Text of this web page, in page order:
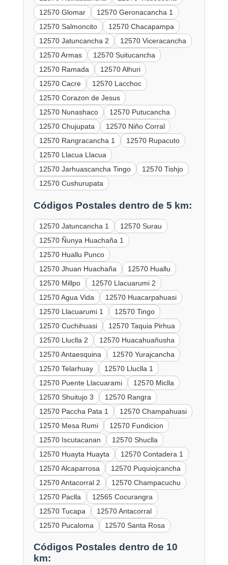
12570 Glomar
12570 Geronacancha 1
12570 Salmoncito
12570 Chacapampa
12570 Jatuncancha 2
12570 Viceracancha
12570 Armas
12570 Suitucancha
12570 Ramada
12570 Alhuri
12570 Cacre
12570 Lacchoc
12570 Corazon de Jesus
12570 Nunashaco
12570 Putucancha
12570 Chujupata
12570 Niño Corral
12570 Rangracancha 1
12570 Rupacuto
12570 Llacua Llacua
12570 Jarhuascancha Tingo
12570 Tishjo
12570 Cushurupata
Códigos Postales dentro de 5 km:
12570 Jatuncancha 1
12570 Surau
12570 Ñunya Huachaña 1
12570 Huallu Punco
12570 Jhuan Huachaña
12570 Huallu
12570 Millpo
12570 Llacuarumi 2
12570 Agua Vida
12570 Huacarpahuasi
12570 Llacuarumi 1
12570 Tingo
12570 Cuchihuasi
12570 Taquia Pirhua
12570 Lluclla 2
12570 Huacahuañusha
12570 Antaesquina
12570 Yurajcancha
12570 Telarhuay
12570 Lluclla 1
12570 Puente Llacuarami
12570 Miclla
12570 Shuitujo 3
12570 Rangra
12570 Paccha Pata 1
12570 Champahuasi
12570 Mesa Rumi
12570 Fundicion
12570 Iscutacanan
12570 Shuclla
12570 Huayta Huayta
12570 Contadera 1
12570 Alcaparrosa
12570 Puquiojcancha
12570 Antacorral 2
12570 Champacuchu
12570 Paclla
12565 Cocurangra
12570 Tucapa
12570 Antacorral
12570 Pucaloma
12570 Santa Rosa
Códigos Postales dentro de 10
km: